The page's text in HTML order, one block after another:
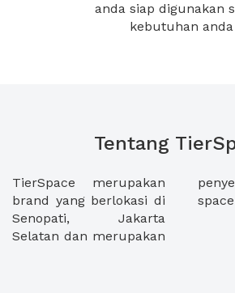
anda siap digunakan
kebutuhan anda
Tentang
TierSpace merupakan
brand yang berlokasi di
Senopati, Jakarta
Selatan dan merupakan
penyedia ruangan office